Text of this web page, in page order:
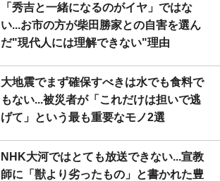
「秀吉と一緒になるのがイヤ」ではな
い...お市の方が柴田勝家との自害を選ん
だ"現代人には理解できない"理由
大地震でまず確保すべきは水でも食料で
もない...被災者が「これだけは担いで逃
げて」という最も重要なモノ2選
NHK大河ではとても放送できない...宣教
師に「獣より劣ったもの」と書かれた豊